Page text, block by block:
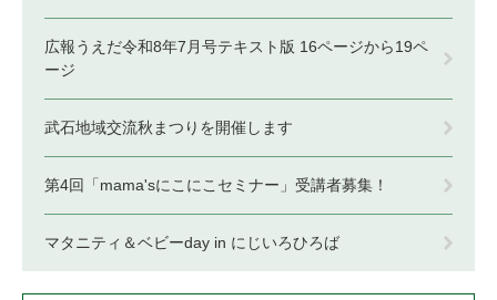
広報うえだ令和8年7月号テキスト版 16ページから19ペ
ージ
武石地域交流秋まつりを開催します
第4回「mama'sにこにこセミナー」受講者募集！
マタニティ＆ベビーday in にじいろひろば